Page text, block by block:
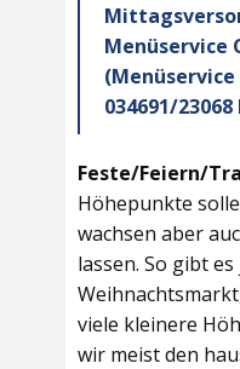
Menüservice
034691/23068
Feste/Feiern/
Höhepunkte
wachsen aber
lassen. So gibt
viele kleinere
wir meist den